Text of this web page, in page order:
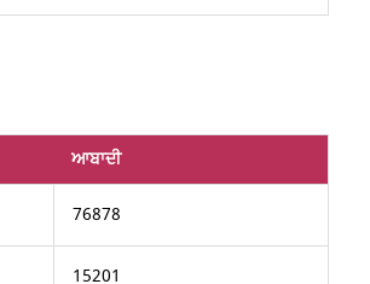
ਆਬਾਦੀ
76878
15201